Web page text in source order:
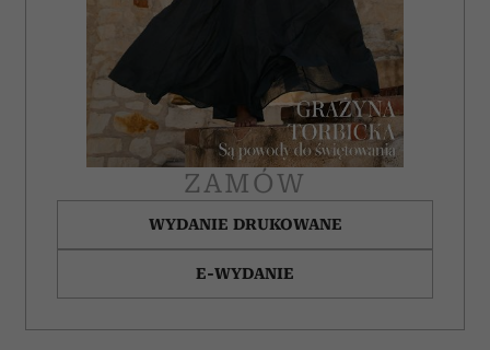
ZAMÓW
WYDANIE DRUKOWANE
E-WYDANIE